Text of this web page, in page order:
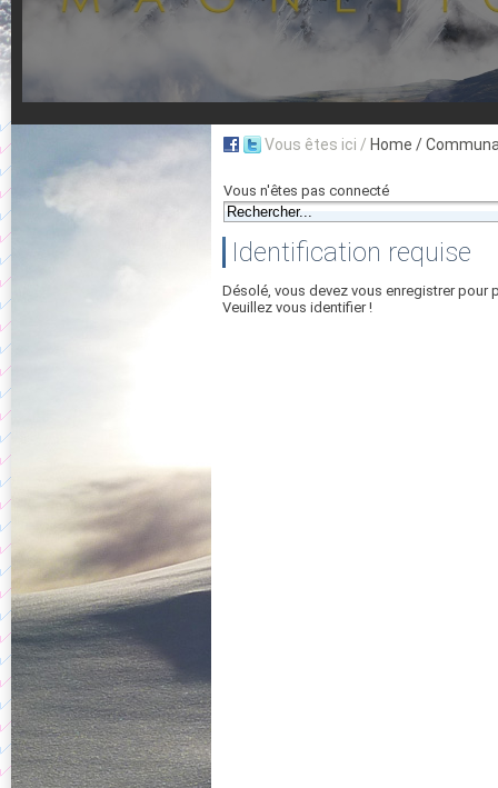
Vous êtes ici / Home /
Vous n'êtes pas connecté
Identification requise
Désolé, vous devez vous enregistrer pour
Veuillez vous identifier !